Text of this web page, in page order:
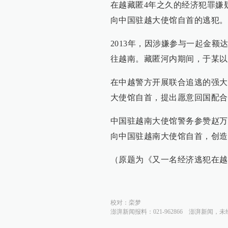
在越藏匿4年之久的经济犯罪嫌
向中国驻越大使馆自首的逃犯。
2013年，因涉嫌参与一起金额
往越南。藏匿河内期间，于某
在中越警方开展联合追逃的强
大使馆自首，提出愿意回国配
中国驻越南大使馆警务参赞赵
向中国驻越南大使馆自首，创
（原题为《又一名经济逃犯在
校对： 栾梦
澎湃新闻报料：021-962866
澎湃新闻，未